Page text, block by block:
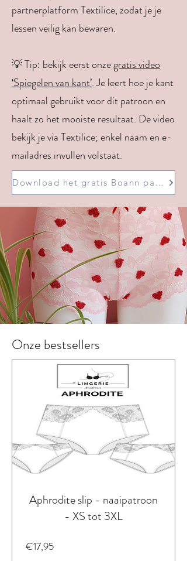
partnerplatform Textilice, zodat je je
lessen veilig kan bewaren.
💡 Tip: bekijk eerst onzegratis video
‘Spiegelen van kant’. Je leert hoe je kant
optimaal gebruikt voor dit patroon en
haalt zo het mooiste resultaat. De video
bekijk je via Textilice; enkel naam en e-
mailadres invullen volstaat.
Download het gratis Boann patroon
Onze bestsellers
Aphrodite slip - naaipatroon
- XS tot 3XL
€17,95Prijs